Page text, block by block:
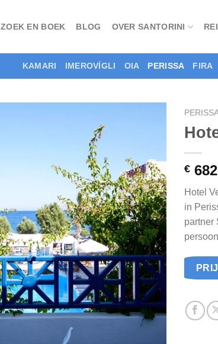
ZOEK EN BOEK BLOG OVER SANTORINI
KAMARI IMEROVÍGLI OIA PERISSA FIRA
€
Hotel
in
partner